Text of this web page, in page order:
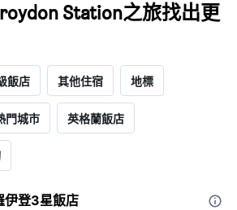
Station之旅找出更
飯店 其他住宿 地標
門城市 英格蘭飯店
伊登3星​飯店